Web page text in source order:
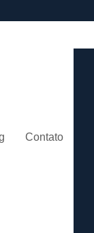
Contato